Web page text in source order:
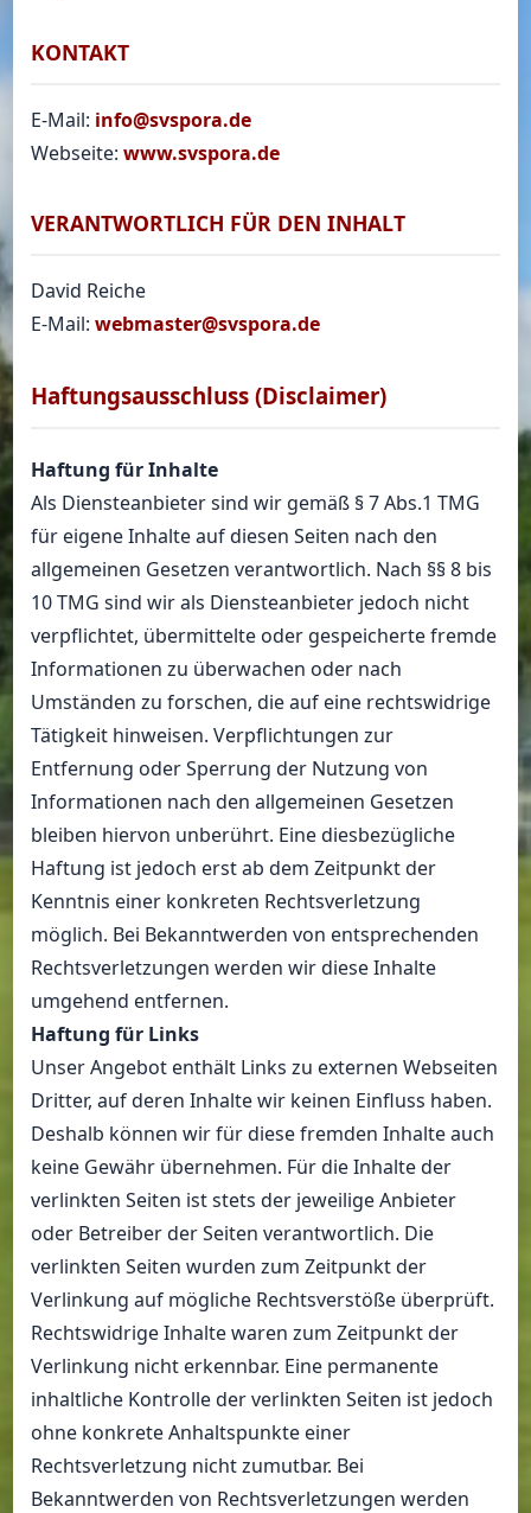
KONTAKT
E-Mail: info@svspora.de
Webseite:www.svspora.de
VERANTWORTLICH FÜR DEN INHALT
David Reiche
E-Mail:webmaster@svspora.de
Haftungsausschluss (Disclaimer)
Haftung für Inhalte
Als Diensteanbieter sind wir gemäß § 7 Abs.1 TMG
für eigene Inhalte auf diesen Seiten nach den
allgemeinen Gesetzen verantwortlich. Nach §§ 8 bis
10 TMG sind wir als Diensteanbieter jedoch nicht
verpflichtet, übermittelte oder gespeicherte fremde
Informationen zu überwachen oder nach
Umständen zu forschen, die auf eine rechtswidrige
Tätigkeit hinweisen. Verpflichtungen zur
Entfernung oder Sperrung der Nutzung von
Informationen nach den allgemeinen Gesetzen
bleiben hiervon unberührt. Eine diesbezügliche
Haftung ist jedoch erst ab dem Zeitpunkt der
Kenntnis einer konkreten Rechtsverletzung
möglich. Bei Bekanntwerden von entsprechenden
Rechtsverletzungen werden wir diese Inhalte
umgehend entfernen.
Haftung für Links
Unser Angebot enthält Links zu externen Webseiten
Dritter, auf deren Inhalte wir keinen Einfluss haben.
Deshalb können wir für diese fremden Inhalte auch
keine Gewähr übernehmen. Für die Inhalte der
verlinkten Seiten ist stets der jeweilige Anbieter
oder Betreiber der Seiten verantwortlich. Die
verlinkten Seiten wurden zum Zeitpunkt der
Verlinkung auf mögliche Rechtsverstöße überprüft.
Rechtswidrige Inhalte waren zum Zeitpunkt der
Verlinkung nicht erkennbar. Eine permanente
inhaltliche Kontrolle der verlinkten Seiten ist jedoch
ohne konkrete Anhaltspunkte einer
Rechtsverletzung nicht zumutbar. Bei
Bekanntwerden von Rechtsverletzungen werden